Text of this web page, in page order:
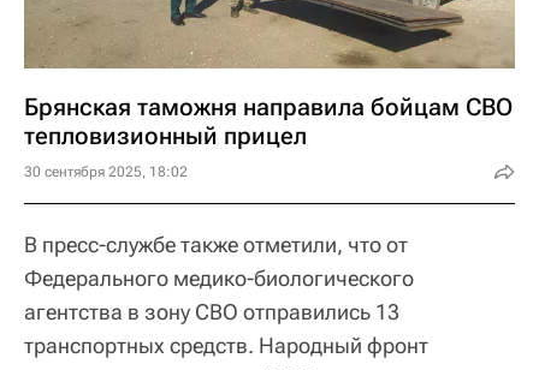
Брянская таможня направила бойцам СВО
тепловизионный прицел
30 сентября 2025, 18:02
В пресс-службе также отметили, что от
Федерального медико-биологического
агентства в зону СВО отправились 13
транспортных средств. Народный фронт